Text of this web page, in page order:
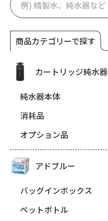
商品カテゴリーで探す
カートリッジ純水器
純水器本体
消耗品
オプション品
アドブルー
バッグインボックス
ペットボトル